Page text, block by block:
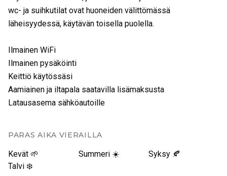
wc- ja suihkutilat ovat huoneiden välittömässä
läheisyydessä, käytävän toisella puolella.
Ilmainen WiFi
Ilmainen pysäköinti
Keittiö käytössäsi
Aamiainen ja iltapala saatavilla lisämaksusta
Latausasema sähköautoille
PARAS AIKA VIERAILLA
Kevät 🌱 Summeri ☀️
Syksy 🍂
Talvi ❄️